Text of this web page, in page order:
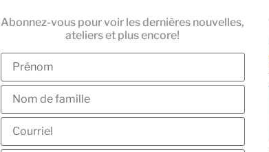
Abonnez-vous pour voir les dernières nouvelles,
ateliers et plus encore!